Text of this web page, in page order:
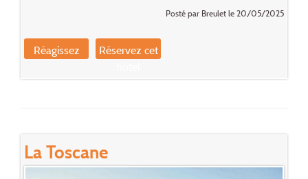
Posté par Breulet le 20/05/2025
Réagissez
Réservez cet
La Toscane